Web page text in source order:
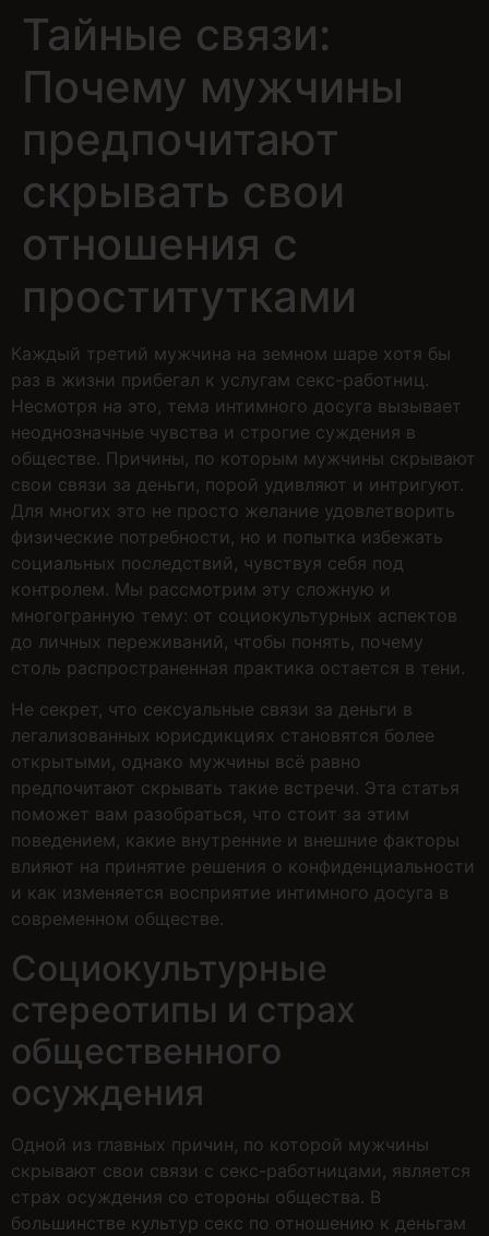
Тайные связи:
Почему мужчины
предпочитают
скрывать свои
отношения с
проститутками
Каждый третий мужчина на земном шаре хотя бы
раз в жизни прибегал к услугам секс-работниц.
Несмотря на это, тема интимного досуга вызывает
неоднозначные чувства и строгие суждения в
обществе. Причины, по которым мужчины скрывают
свои связи за деньги, порой удивляют и интригуют.
Для многих это не просто желание удовлетворить
физические потребности, но и попытка избежать
социальных последствий, чувствуя себя под
контролем. Мы рассмотрим эту сложную и
многогранную тему: от социокультурных аспектов
до личных переживаний, чтобы понять, почему
столь распространенная практика остается в тени.
Не секрет, что сексуальные связи за деньги в
легализованных юрисдикциях становятся более
открытыми, однако мужчины всё равно
предпочитают скрывать такие встречи. Эта статья
поможет вам разобраться, что стоит за этим
поведением, какие внутренние и внешние факторы
влияют на принятие решения о конфиденциальности
и как изменяется восприятие интимного досуга в
современном обществе.
Социокультурные
стереотипы и страх
общественного
осуждения
Одной из главных причин, по которой мужчины
скрывают свои связи с секс-работницами, является
страх осуждения со стороны общества. В
большинстве культур секс по отношению к деньгам